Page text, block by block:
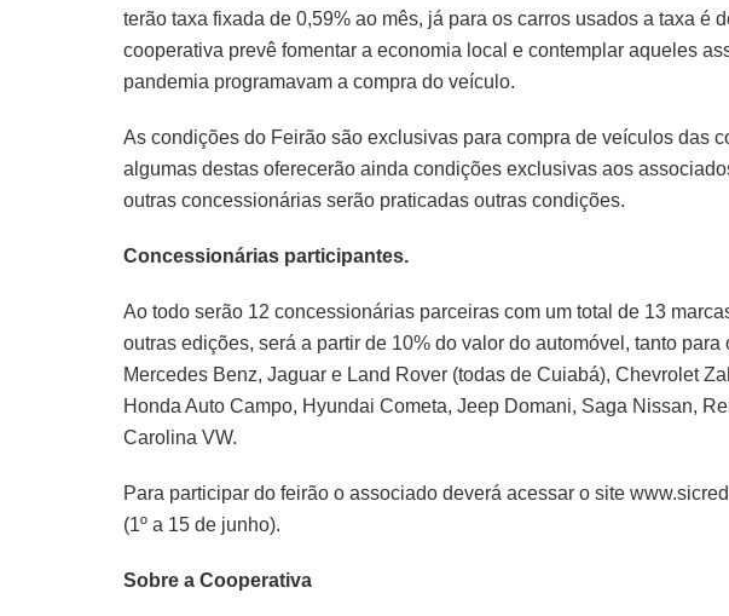
terão taxa fixada de 0,59% ao mês, já para os carros usados a taxa é
cooperativa prevê fomentar a economia local e contemplar aqueles
pandemia programavam a compra do veículo.
As condições do Feirão são exclusivas para compra de veículos das
algumas destas oferecerão ainda condições exclusivas aos
outras concessionárias serão praticadas outras condições.
Concessionárias participantes.
Ao todo serão 12 concessionárias parceiras com um total de 13
outras edições, será a partir de 10% do valor do automóvel, tanto
Mercedes Benz, Jaguar e Land Rover (todas de Cuiabá), Chevrolet
Honda Auto Campo, Hyundai Cometa, Jeep Domani, Saga Nissan,
Carolina VW.
Para participar do feirão o associado deverá acessar o site
(1º a 15 de junho).
Sobre a Cooperativa